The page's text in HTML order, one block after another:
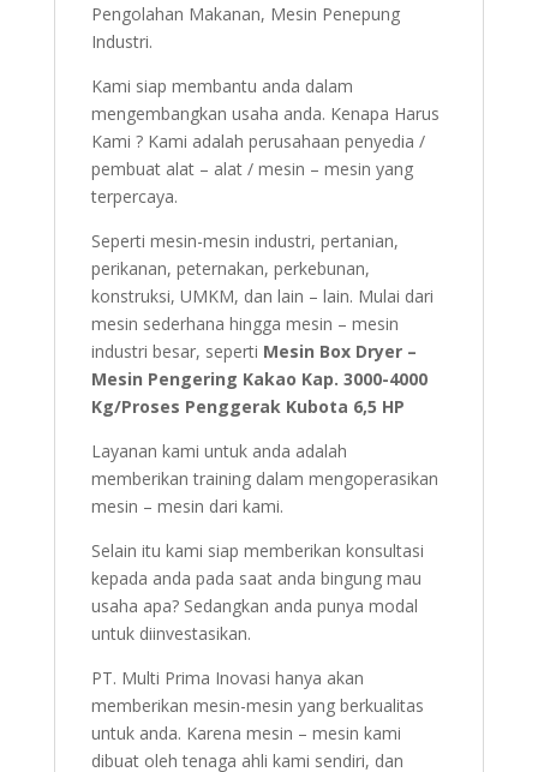
Pengolahan Makanan, Mesin Penepung
Industri.
Kami siap membantu anda dalam
mengembangkan usaha anda. Kenapa Harus
Kami ? Kami adalah perusahaan penyedia /
pembuat alat – alat / mesin – mesin yang
terpercaya.
Seperti mesin-mesin industri, pertanian,
perikanan, peternakan, perkebunan,
konstruksi, UMKM, dan lain – lain. Mulai dari
mesin sederhana hingga mesin – mesin
industri besar, seperti Mesin Box Dryer –
Mesin Pengering Kakao Kap. 3000-4000
Kg/Proses Penggerak Kubota 6,5 HP
Layanan kami untuk anda adalah
memberikan training dalam mengoperasikan
mesin – mesin dari kami.
Selain itu kami siap memberikan konsultasi
kepada anda pada saat anda bingung mau
usaha apa? Sedangkan anda punya modal
untuk diinvestasikan.
PT. Multi Prima Inovasi hanya akan
memberikan mesin-mesin yang berkualitas
untuk anda. Karena mesin – mesin kami
dibuat oleh tenaga ahli kami sendiri, dan